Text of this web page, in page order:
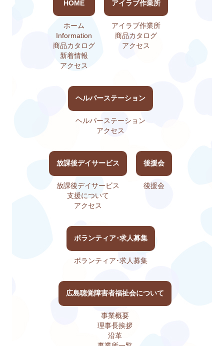
HOME
ホーム
Information
商品カタログ
新着情報
アクセス
アイラブ作業所
アイラブ作業所
商品カタログ
アクセス
ヘルパーステーション
ヘルパーステーション
アクセス
放課後デイサービス
放課後デイサービス
支援について
アクセス
後援会
後援会
ボランティア･求人募集
ボランティア･求人募集
広島聴覚障害者福祉会について
事業概要
理事長挨拶
沿革